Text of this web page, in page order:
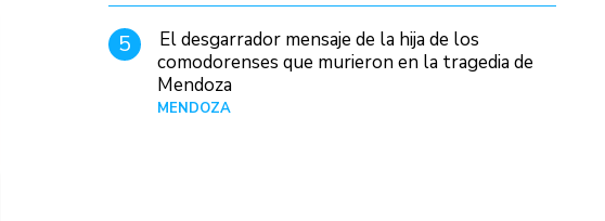
5
El desgarrador mensaje de la hija de los
comodorenses que murieron en la tragedia de
Mendoza
MENDOZA